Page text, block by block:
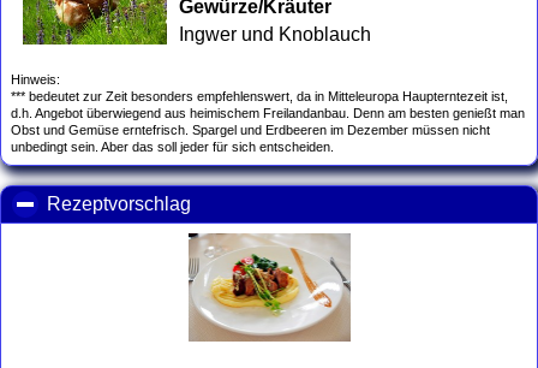
Gewürze/Kräuter
Ingwer und Knoblauch
Hinweis:
*** bedeutet zur Zeit besonders empfehlenswert, da in Mitteleuropa Haupterntezeit ist,
d.h. Angebot überwiegend aus heimischem Freilandanbau. Denn am besten genießt man
Obst und Gemüse erntefrisch. Spargel und Erdbeeren im Dezember müssen nicht
unbedingt sein. Aber das soll jeder für sich entscheiden.
Rezeptvorschlag